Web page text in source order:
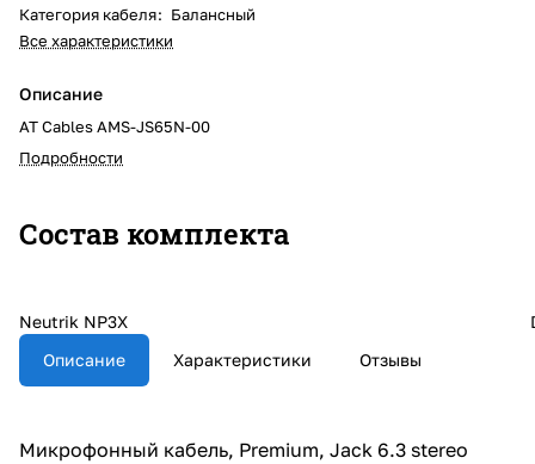
Категория кабеля: Балансный
Все характеристики
Описание
AT Cables AMS-JS65N-00
Подробности
Состав комплекта
Neutrik NP3X
Описание
Характеристики Отзывы
Микрофонный кабель, Premium, Jack 6.3 stereo